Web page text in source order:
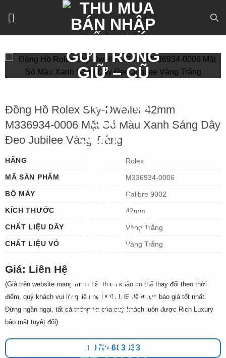
Đồng Hồ Rolex Sky-Dweller 42mm
M336934-0006 Mặt Số Màu Xanh Sáng Dây
Đeo Jubilee Vàng Trắng
HÃNG
Rolex
MÃ SẢN PHẨM
M336934-0006
BỘ MÁY
Calibre 9002
KÍCH THƯỚC
42mm
CHẤT LIỆU DÂY
Vàng Trắng
CHẤT LIỆU VỎ
Vàng Trắng
Giá: Liên Hệ
(Giá trên website mang tính chất tham khảo có thể thay đổi theo thời
điểm, quý khách vui lòng liên hệ HOTLINE để được báo giá tốt nhất.
Đừng ngần ngại, tất cả thông tin của quý khách luôn được Rich Luxury
bảo mật tuyệt đối)
0784683333